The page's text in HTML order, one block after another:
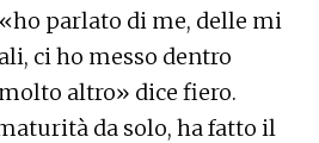
parlato di me, delle mi
ci ho messo dentro
altro» dice fiero.
da solo, ha fatto il